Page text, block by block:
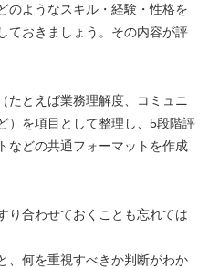
のようなスキル・経験・性格を
ておきましょう。その内容が評
たとえば業務理解度、コミュニ
）を項目として整理し、5段階評
などの共通フォーマットを作成
り合わせておくことも忘れては
、何を重視すべきか判断がわか